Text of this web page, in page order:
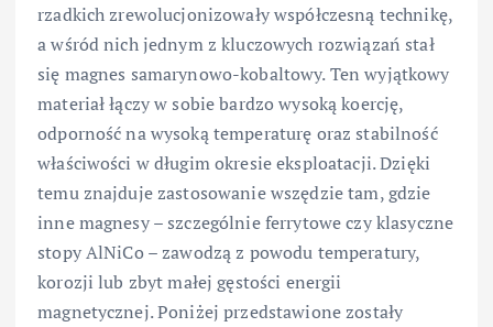
rzadkich zrewolucjonizowały współczesną technikę,
a wśród nich jednym z kluczowych rozwiązań stał
się magnes samarynowo-kobaltowy. Ten wyjątkowy
materiał łączy w sobie bardzo wysoką koercję,
odporność na wysoką temperaturę oraz stabilność
właściwości w długim okresie eksploatacji. Dzięki
temu znajduje zastosowanie wszędzie tam, gdzie
inne magnesy – szczególnie ferrytowe czy klasyczne
stopy AlNiCo – zawodzą z powodu temperatury,
korozji lub zbyt małej gęstości energii
magnetycznej. Poniżej przedstawione zostały